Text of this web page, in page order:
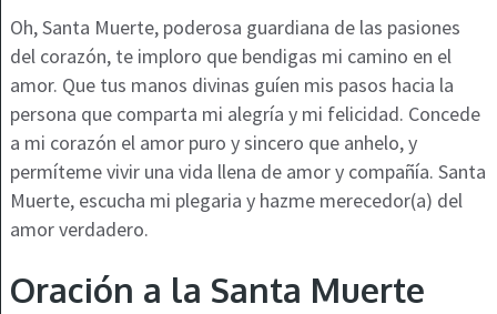
Oh, Santa Muerte, poderosa guardiana de las pasiones
del corazón, te imploro que bendigas mi camino en el
amor. Que tus manos divinas guíen mis pasos hacia la
persona que comparta mi alegría y mi felicidad. Concede
a mi corazón el amor puro y sincero que anhelo, y
permíteme vivir una vida llena de amor y compañía. Santa
Muerte, escucha mi plegaria y hazme merecedor(a) del
amor verdadero.
Oración a la Santa Muerte